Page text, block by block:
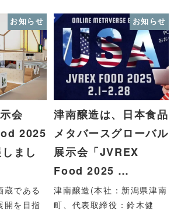
お知らせ
会
2025
まし
蔵である
開を目指
お知らせ
津南醸造は、日本食品
メタバースグローバル
展示会「JVREX
Food 2025 …
津南醸造(本社：新潟県津南
町、代表取締役：鈴木健